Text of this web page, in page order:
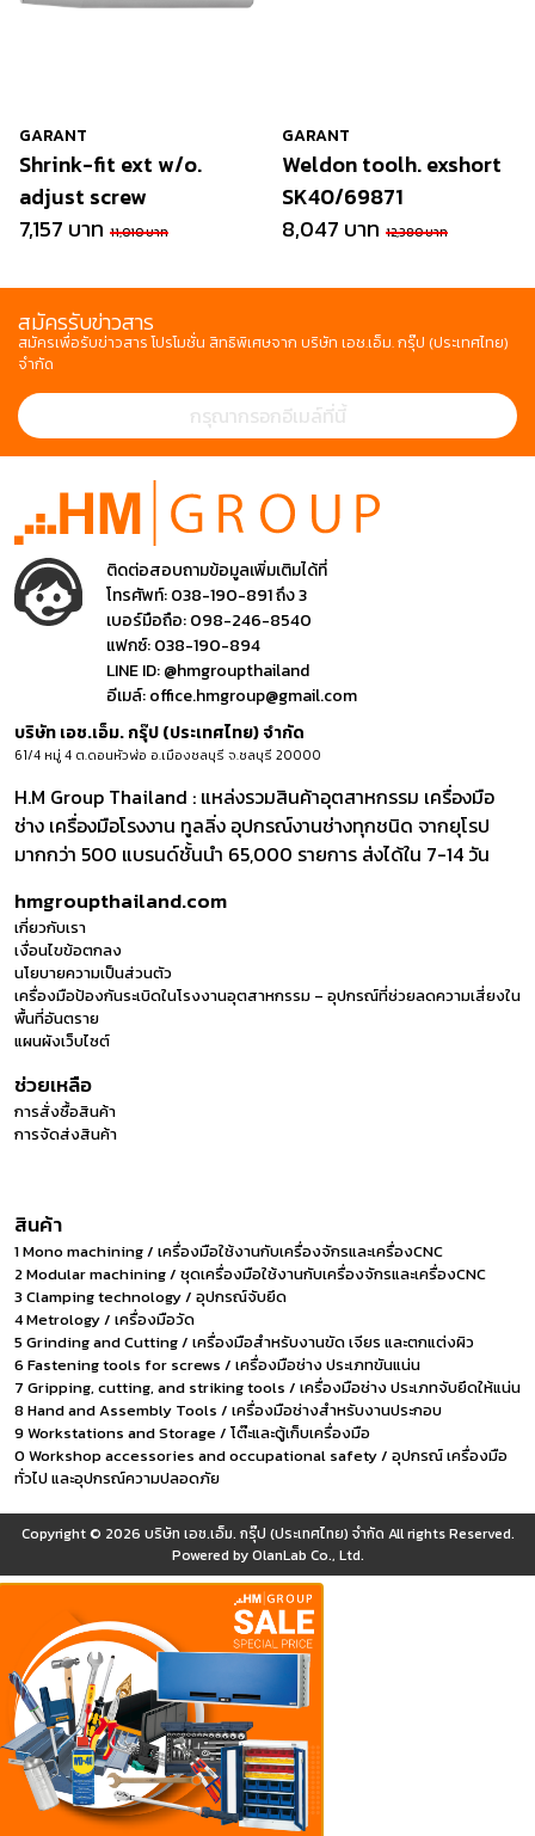
GARANT
Shrink-fit ext w/o.
adjust screw
7,157 บาท 11,010 บาท
GARANT
Weldon toolh. exshort
SK40/69871
8,047 บาท 12,380 บาท
สมัครรับข่าวสาร
สมัครเพื่อรับข่าวสาร โปรโมชั่น สิทธิพิเศษจาก บริษัท เอช.เอ็ม. กรุ๊ป (ประเทศไทย)
จำกัด
ติดต่อสอบถามข้อมูลเพิ่มเติมได้ที่
โทรศัพท์:038-190-891 ถึง 3
เบอร์มือถือ:098-246-8540
แฟกซ์:038-190-894
LINE ID:@hmgroupthailand
อีเมล์:office.hmgroup@gmail.com
บริษัท เอช.เอ็ม. กรุ๊ป (ประเทศไทย) จำกัด
61/4 หมู่ 4 ต.ดอนหัวฬ่อ อ.เมืองชลบุรี จ.ชลบุรี 20000
H.M Group Thailand : แหล่งรวมสินค้าอุตสาหกรรม เครื่องมือ
ช่าง เครื่องมือโรงงาน ทูลลิ่ง อุปกรณ์งานช่างทุกชนิด จากยุโรป
มากกว่า 500 แบรนด์ชั้นนำ 65,000 รายการ ส่งได้ใน 7-14 วัน
hmgroupthailand.com
เกี่ยวกับเรา
เงื่อนไขข้อตกลง
นโยบายความเป็นส่วนตัว
เครื่องมือป้องกันระเบิดในโรงงานอุตสาหกรรม – อุปกรณ์ที่ช่วยลดความเสี่ยงใน
พื้นที่อันตราย
แผนผังเว็บไซต์
ช่วยเหลือ
การสั่งซื้อสินค้า
การจัดส่งสินค้า
สินค้า
1 Mono machining / เครื่องมือใช้งานกับเครื่องจักรและเครื่องCNC
2 Modular machining / ชุดเครื่องมือใช้งานกับเครื่องจักรและเครื่องCNC
3 Clamping technology / อุปกรณ์จับยึด
4 Metrology / เครื่องมือวัด
5 Grinding and Cutting / เครื่องมือสำหรับงานขัด เจียร และตกแต่งผิว
6 Fastening tools for screws / เครื่องมือช่าง ประเภทขันแน่น
7 Gripping, cutting, and striking tools / เครื่องมือช่าง ประเภทจับยึดให้แน่น
8 Hand and Assembly Tools / เครื่องมือช่างสำหรับงานประกอบ
9 Workstations and Storage / โต๊ะและตู้เก็บเครื่องมือ
0 Workshop accessories and occupational safety / อุปกรณ์ เครื่องมือ
ทั่วไป และอุปกรณ์ความปลอดภัย
Copyright © 2026 บริษัท เอช.เอ็ม. กรุ๊ป (ประเทศไทย) จำกัด All rights Reserved.
Powered byOlanLab Co., Ltd.